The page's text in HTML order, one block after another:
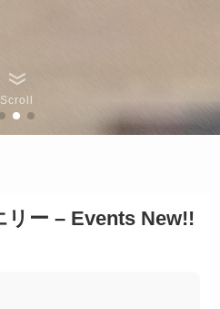
Scroll
ー – Events New!!